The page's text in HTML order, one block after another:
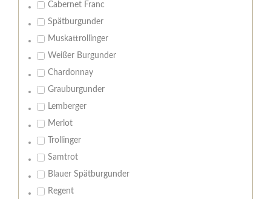
Cabernet Franc
Spätburgunder
Muskattrollinger
Weißer Burgunder
Chardonnay
Grauburgunder
Lemberger
Merlot
Trollinger
Samtrot
Blauer Spätburgunder
Regent